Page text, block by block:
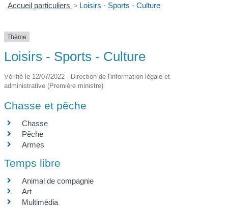
Accueil particuliers > Loisirs - Sports - Culture
Thème
Loisirs - Sports - Culture
Vérifié le 12/07/2022 - Direction de l'information légale et
administrative (Première ministre)
Chasse et pêche
Chasse
Pêche
Armes
Temps libre
Animal de compagnie
Art
Multimédia